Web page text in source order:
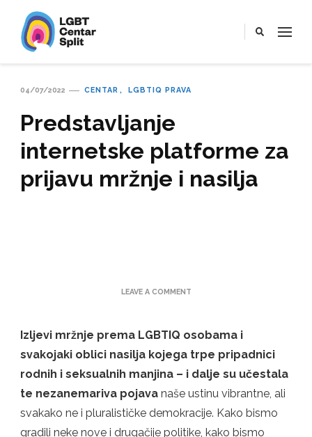
LGBT Centar Split
Službena web stranica LGBT centra Split, Croatia
04/07/2022 CENTAR LGBTIQ PRAVA
Predstavljanje
internetske platforme za
prijavu mržnje i nasilja
LEAVE A COMMENTON
ZA
PRIJAVU
I
NASILJA
Izljevi mržnje prema LGBTIQ osobama i
svakojaki oblici nasilja kojega trpe pripadnici
rodnih i seksualnih manjina – i dalje su učestala
te nezanemariva pojava naše ustinu vibrantne, ali
svakako ne i pluralističke demokracije. Kako bismo
gradili neke nove i drugačije politike, kako bismo